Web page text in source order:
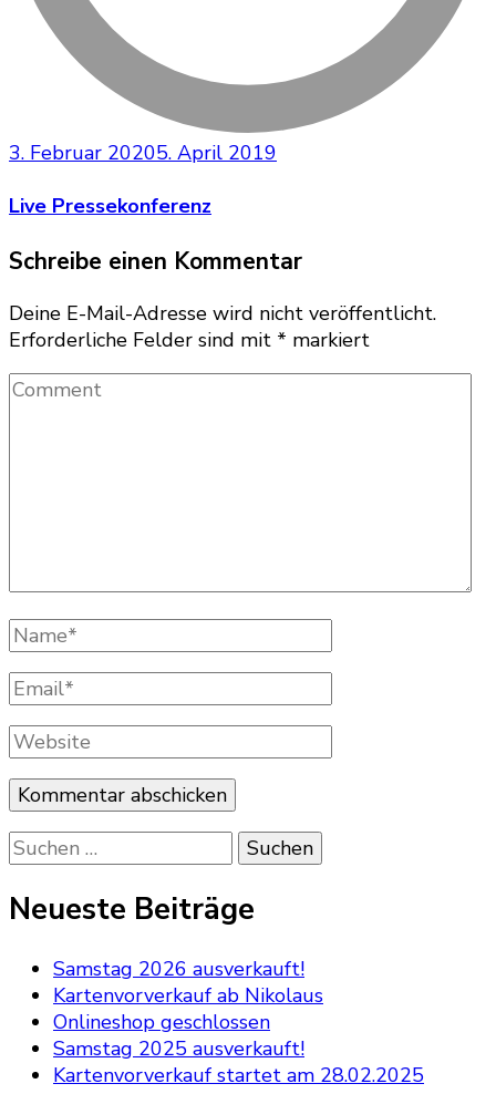
3. Februar 20205. April 2019
Live Pressekonferenz
Schreibe einen Kommentar
Deine E-Mail-Adresse wird nicht veröffentlicht.
Erforderliche Felder sind mit * markiert
Comment
Name*
Email*
Website
Suchen
nach:
Neueste Beiträge
Samstag 2026 ausverkauft!
Kartenvorverkauf ab Nikolaus
Onlineshop geschlossen
Samstag 2025 ausverkauft!
Kartenvorverkauf startet am 28.02.2025